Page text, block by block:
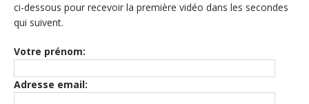
ci-dessous pour recevoir la première vidéo dans les secondes
qui suivent.
Votre prénom:
Adresse email: